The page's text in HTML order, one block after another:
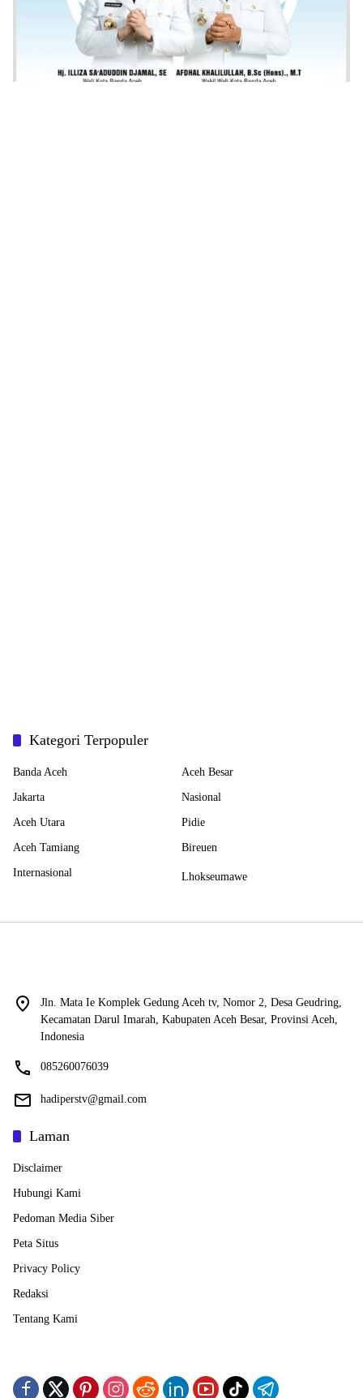
Kategori Terpopuler
Banda Aceh Aceh Besar
Jakarta Nasional
Aceh Utara Pidie
Aceh Tamiang Bireuen
Internasional Lhokseumawe
Jln. Mata Ie Komplek Gedung Aceh tv, Nomor 2, Desa Geudring,
Kecamatan Darul Imarah, Kabupaten Aceh Besar, Provinsi Aceh,
Indonesia
085260076039
hadiperstv@gmail.com
Laman
Disclaimer
Hubungi Kami
Pedoman Media Siber
Peta Situs
Privacy Policy
Redaksi
Tentang Kami